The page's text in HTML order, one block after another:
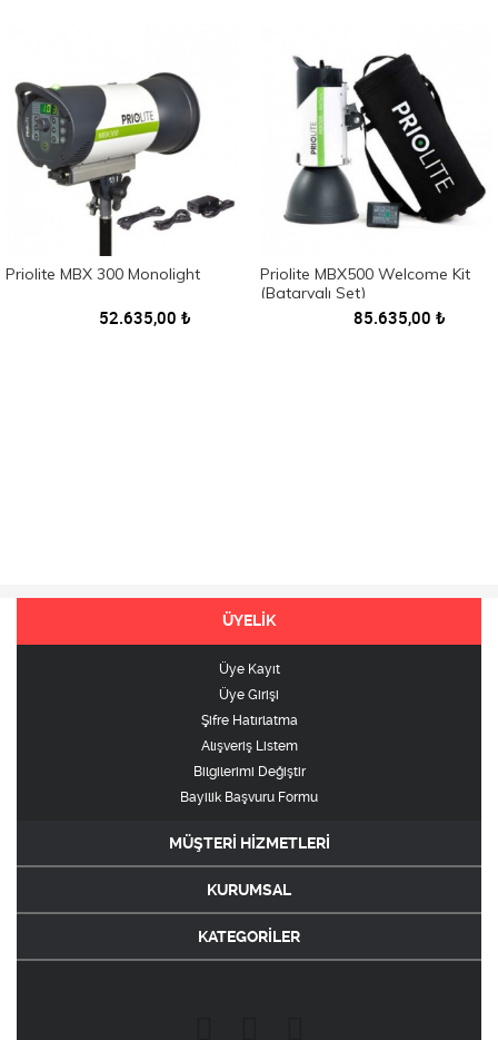
Priolite MBX 300 Monolight
52.635,00 ₺
Priolite MBX500 Welcome Kit
(Bataryalı Set)
85.635,00 ₺
ÜYELİK
Üye Kayıt
Üye Girişi
Şifre Hatırlatma
Alışveriş Listem
Bilgilerimi Değiştir
Bayilik Başvuru Formu
MÜŞTERİ HİZMETLERİ
KURUMSAL
KATEGORİLER